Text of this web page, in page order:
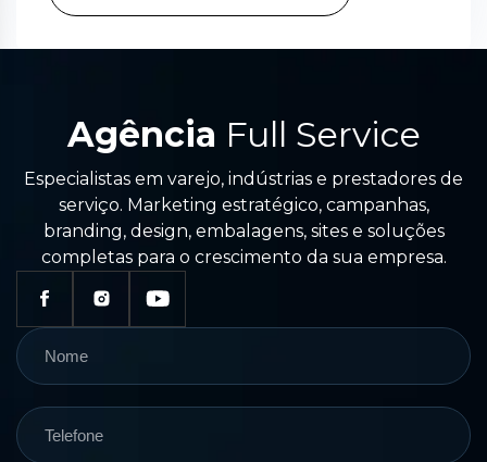
Agência Full Service
Especialistas em varejo, indústrias e prestadores de
serviço. Marketing estratégico, campanhas,
branding, design, embalagens, sites e soluções
completas para o crescimento da sua empresa.